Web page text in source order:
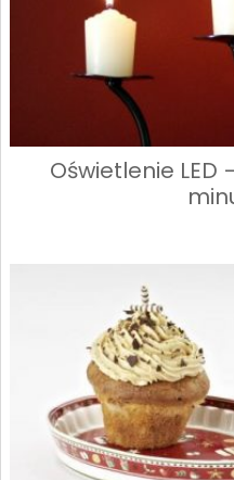
Oświetlenie LED